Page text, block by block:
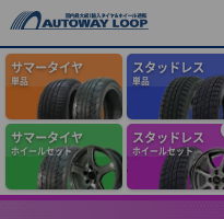
サマータイヤ
単品
スタッドレス
単品
サマータイヤ
ホイールセット
スタッドレス
ホイールセット